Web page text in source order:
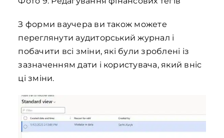
З форми ваучера ви також можете
переглянути аудиторський журнал і
побачити всі зміни, які були зроблені із
зазначенням дати і користувача, який вніс
ці зміни.